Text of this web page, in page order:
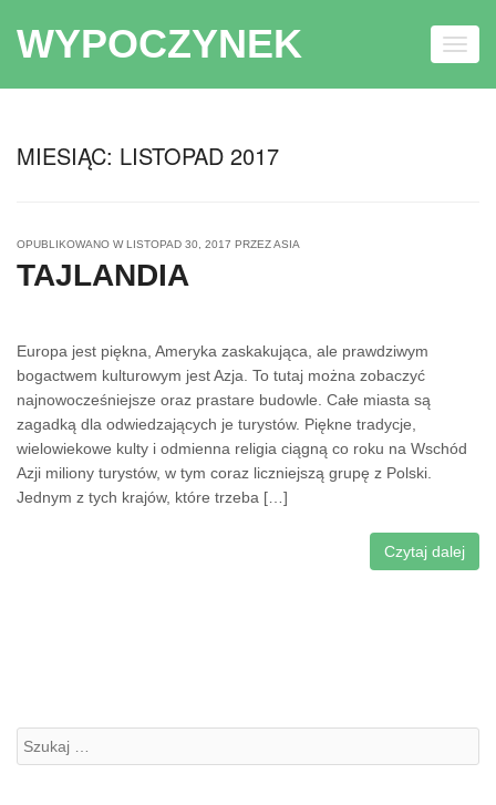
WYPOCZYNEK
MIESIĄC: LISTOPAD 2017
OPUBLIKOWANO WLISTOPAD 30, 2017 PRZEZASIA
TAJLANDIA
Europa jest piękna, Ameryka zaskakująca, ale prawdziwym
bogactwem kulturowym jest Azja. To tutaj można zobaczyć
najnowocześniejsze oraz prastare budowle. Całe miasta są
zagadką dla odwiedzających je turystów. Piękne tradycje,
wielowiekowe kulty i odmienna religia ciągną co roku na Wschód
Azji miliony turystów, w tym coraz liczniejszą grupę z Polski.
Jednym z tych krajów, które trzeba […]
Czytaj dalej
Szukanie: